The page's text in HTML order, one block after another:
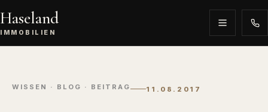
Haseland
IMMOBILIEN
WISSEN · BLOG · BEITRAG 11.08.2017